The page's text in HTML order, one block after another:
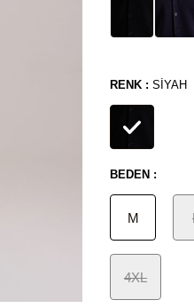
RENK : SIYAH
BEDEN :
M
4XL